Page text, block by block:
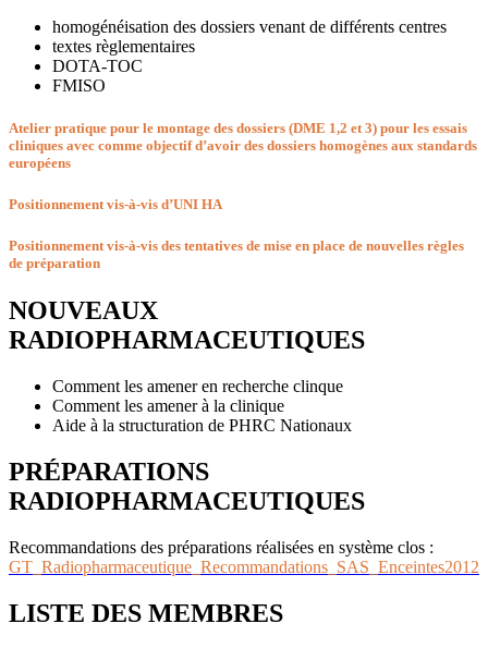
homogénéisation des dossiers venant de différents centres
textes règlementaires
DOTA-TOC
FMISO
Atelier pratique pour le montage des dossiers (DME 1,2 et 3) pour les essais
cliniques avec comme objectif d’avoir des dossiers homogènes aux standards
européens
Positionnement vis-à-vis d’UNI HA
Positionnement vis-à-vis des tentatives de mise en place de nouvelles règles
de préparation
NOUVEAUX
RADIOPHARMACEUTIQUES
Comment les amener en recherche clinque
Comment les amener à la clinique
Aide à la structuration de PHRC Nationaux
PRÉPARATIONS
RADIOPHARMACEUTIQUES
Recommandations des préparations réalisées en système clos :
GT_Radiopharmaceutique_Recommandations_SAS_Enceintes2012
LISTE DES MEMBRES